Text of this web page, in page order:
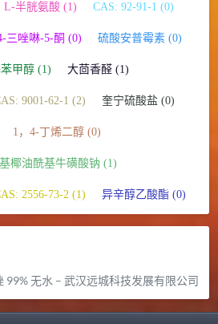
L-半胱氨酸 (1) CAS: 92-91-1 (0)
三唑啉-5-酮 (0) 硫酸安普霉素 (0)
甲醇 (1) 大茴香醛 (1)
9001-62-1 (2) 奎宁硫酸盐 (0)
1，4-丁烯二醇 (0)
椰油酰基牛磺酸钠 (1)
2556-73-2 (1) 异辛醇乙酸酯 (0)
99% 无水 – 武汉远城科技发展有限公司